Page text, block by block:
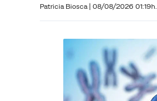
Patricia Biosca | 08/08/2026 01:19h.